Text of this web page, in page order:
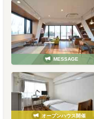
MESSAGE
オープンハウス開催